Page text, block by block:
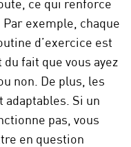
ce qui renforce
exemple, chaque
d’exercice est
fait que vous ayez
non. De plus, les
Si un
pas, vous
en question